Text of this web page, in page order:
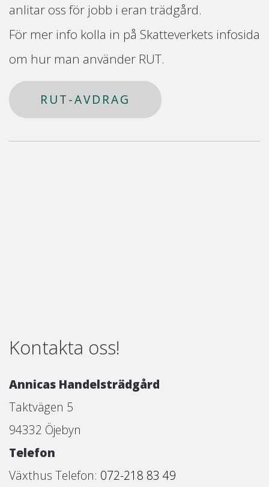
anlitar oss för jobb i eran trädgård.
För mer info kolla in på Skatteverkets infosida
om hur man använder RUT.
RUT-AVDRAG
Kontakta oss!
Annicas Handelsträdgård
Taktvägen 5
94332 Öjebyn
Telefon
Växthus Telefon: 072-218 83 49